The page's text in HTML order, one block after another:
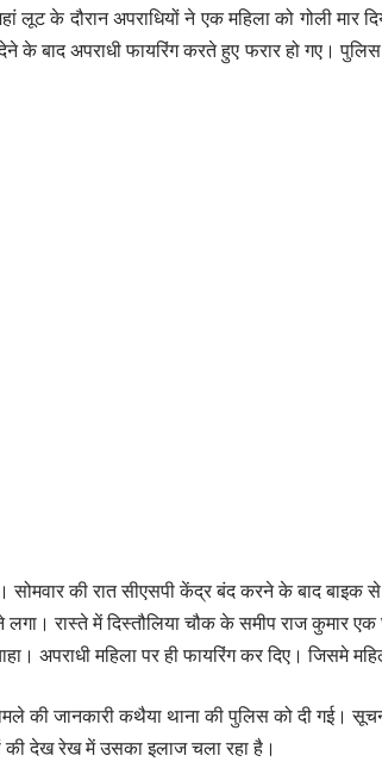
लूट के दौरान अपराधियों ने एक महिला को गोली
के बाद अपराधी फायरिंग करते हुए फरार हो गए।
की रात सीएसपी केंद्र बंद करने के बाद
रास्ते में दिस्तौलिया चौक के समीप राज कुमार
अपराधी महिला पर ही फायरिंग कर दिए। जिसमे
की जानकारी कथैया थाना की पुलिस को दी
की देख रेख में उसका इलाज चला रहा है।